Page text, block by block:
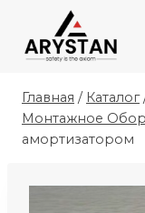
Перейти
содержимому
Главная / Каталог
Монтажное
амортизатором